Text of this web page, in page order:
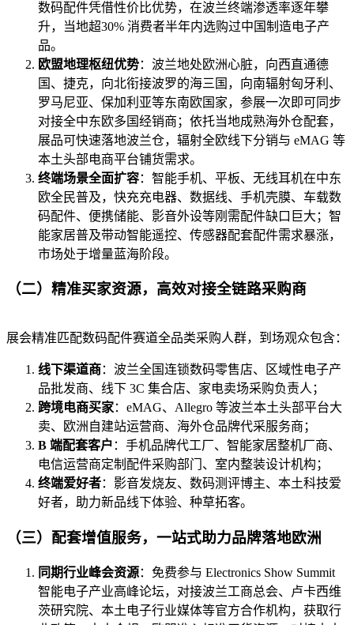
数码配件凭借性价比优势，在波兰终端渗透率逐年攀
升，当地超30% 消费者半年内选购过中国制造电子产
品。
欧盟地理枢纽优势：波兰地处欧洲心脏，向西直通德
国、捷克，向北衔接波罗的海三国，向南辐射匈牙利、
罗马尼亚、保加利亚等东南欧国家，参展一次即可同步
对接全中东欧多国经销商；依托当地成熟海外仓配套，
展品可快速落地波兰仓，辐射全欧线下分销与 eMAG 等
本土头部电商平台铺货需求。
终端场景全面扩容：智能手机、平板、无线耳机在中东
欧全民普及，快充充电器、数据线、手机壳膜、车载数
码配件、便携储能、影音外设等刚需配件缺口巨大；智
能家居普及带动智能遥控、传感器配套配件需求暴涨，
市场处于增量蓝海阶段。
（二）精准买家资源，高效对接全链路采购商
展会精准匹配数码配件赛道全品类采购人群，到场观众包含：
线下渠道商：波兰全国连锁数码零售店、区域性电子产
品批发商、线下 3C 集合店、家电卖场采购负责人；
跨境电商买家：eMAG、Allegro 等波兰本土头部平台大
卖、欧洲自建站运营商、海外仓品牌代采服务商；
B 端配套客户 ：手机品牌代工厂、智能家居整机厂商、
电信运营商定制配件采购部门、室内整装设计机构；
终端爱好者：影音发烧友、数码测评博主、本土科技爱
好者，助力新品线下体验、种草拓客。
（三）配套增值服务，一站式助力品牌落地欧洲
同期行业峰会资源：免费参与 Electronics Show Summit
智能电子产业高峰论坛，对接波兰工商总会、卢卡西维
茨研究院、本土电子行业媒体等官方合作机构，获取行